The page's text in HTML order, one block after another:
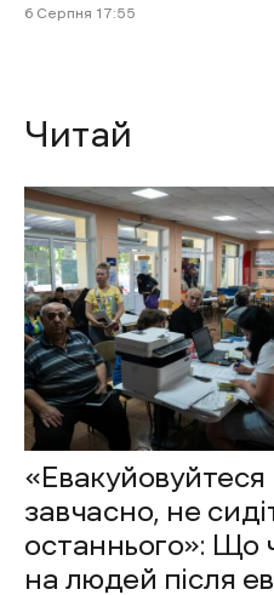
6 Cерпня 17:55
Читай
«Евакуйовуйтеся
завчасно, не
останнього»: Що
на людей після